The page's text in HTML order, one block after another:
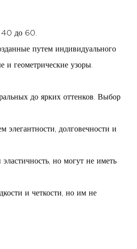
40 до 60.
путем индивидуального
и геометрические узоры.
до ярких оттенков. Выбор
элегантности, долговечности и
но могут не иметь
и четкости, но им не